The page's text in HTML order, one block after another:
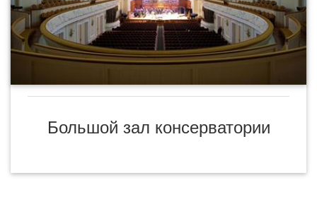
Большой зал консерватории